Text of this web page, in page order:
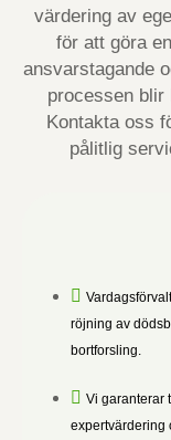
värdering av
för att göra
ansvarstagande
processen
Kontakta oss
pålitlig
röjning av
bortforsling.
Vi garanterar
expertvärdering